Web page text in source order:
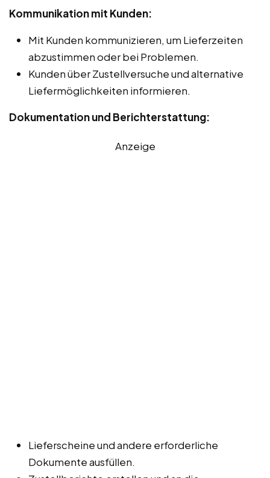
Kommunikation mit Kunden:
Mit Kunden kommunizieren, um Lieferzeiten
abzustimmen oder bei Problemen.
Kunden über Zustellversuche und alternative
Liefermöglichkeiten informieren.
Dokumentation und Berichterstattung:
Anzeige
Lieferscheine und andere erforderliche
Dokumente ausfüllen.